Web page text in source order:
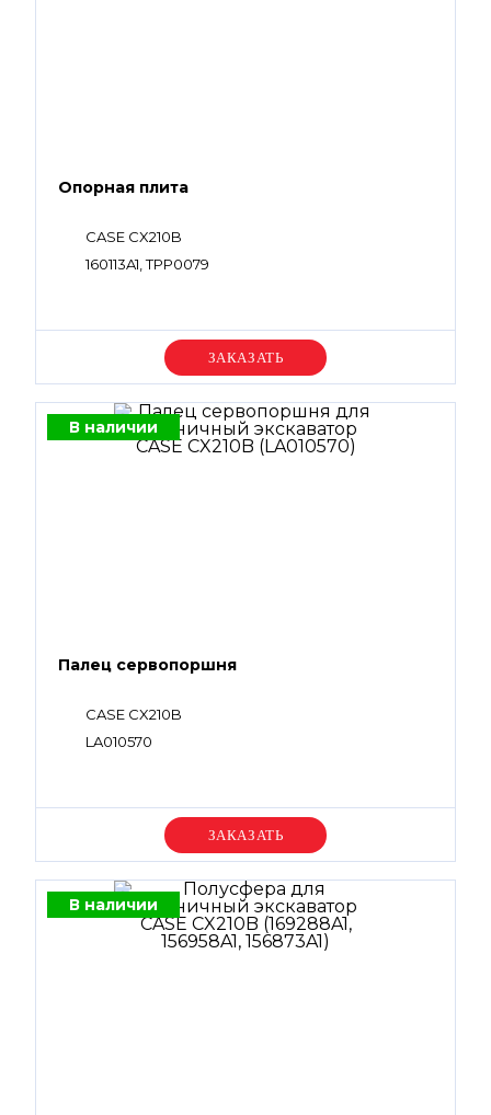
Опорная плита
CASE CX210B
160113A1, TPP0079
Уточняйте цену
В наличии
Палец сервопоршня
CASE CX210B
LA010570
Уточняйте цену
В наличии